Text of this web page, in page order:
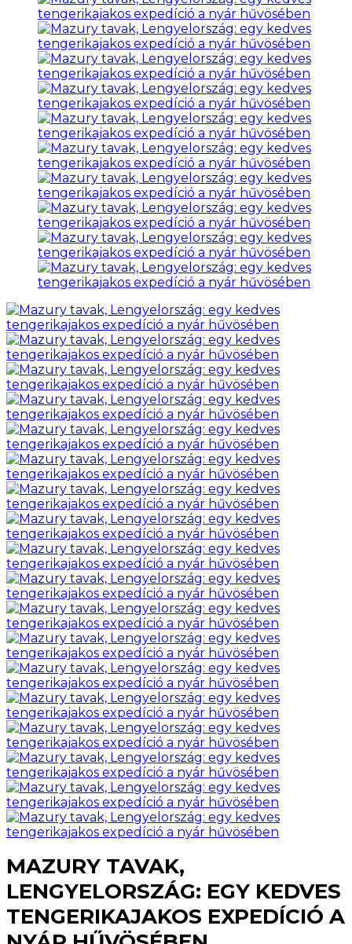
MAZURY TAVAK,
LENGYELORSZÁG: EGY KEDVES
TENGERIKAJAKOS EXPEDÍCIÓ A